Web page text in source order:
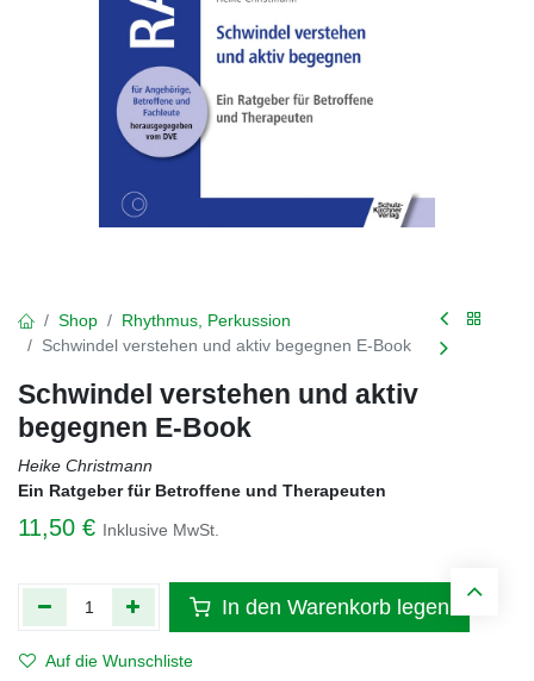
Shop
Rhythmus, Perkussion
Schwindel verstehen und aktiv begegnen E-Book
Schwindel verstehen und aktiv
begegnen E-Book
Heike Christmann
Ein Ratgeber für Betroffene und Therapeuten
11,50 € Inklusive MwSt.
In den Warenkorb legen
Auf die Wunschliste